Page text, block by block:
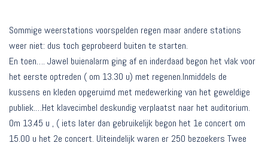
Sommige weerstations voorspelden regen maar andere stations
weer niet: dus toch geprobeerd buiten te starten.
En toen…. Jawel buienalarm ging af en inderdaad begon het vlak voor
het eerste optreden ( om 13.30 u) met regenen.Inmiddels de
kussens en kleden opgeruimd met medewerking van het geweldige
publiek.…Het klavecimbel deskundig verplaatst naar het auditorium.
Om 13.45 u , ( iets later dan gebruikelijk begon het 1e concert om
15.00 u het 2e concert. Uiteindelijk waren er 250 bezoekers Twee